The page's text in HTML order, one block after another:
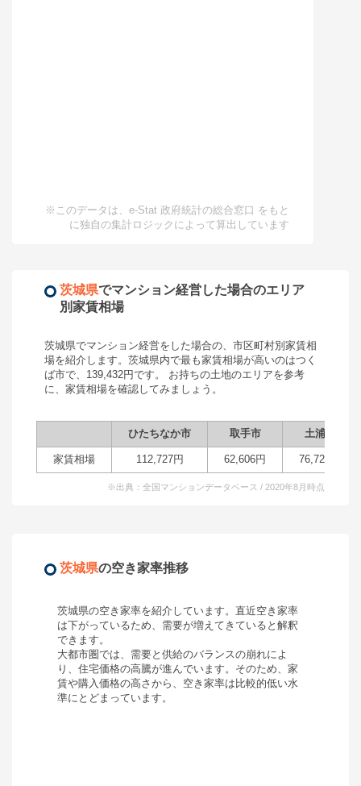
※このデータは、e-Stat 政府統計の総合窓口 をもと
に独自の集計ロジックによって算出しています
茨城県でマンション経営した場合のエリア
別家賃相場
茨城県でマンション経営をした場合の、市区町村別家賃相
場を紹介します。 茨城県内で最も家賃相場が高いのはつく
ば市で、 139,432円です。 お持ちの土地のエリアを参考
に、家賃相場を確認してみましょう。
ひたちなか市 取手市 土浦市
家賃相場 112,727円 62,606円 76,726
※出典：全国マンションデータベース / 2020年8月時点
茨城県の空き家率推移
茨城県の空き家率を紹介しています。直近空き家率
は下がっているため、需要が増えてきている と解釈
できます。
大都市圏では、需要と供給のバランスの崩れによ
り、住宅価格の高騰が進んでいます。そのため、家
賃や購入価格の高さから、空き家率は比較的低い水
準にとどまっています。